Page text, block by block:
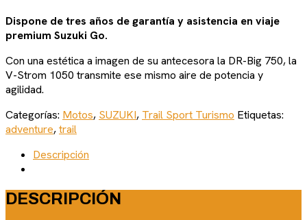
Dispone de tres años de garantía y asistencia en viaje
premium Suzuki Go.
Con una estética a imagen de su antecesora la DR-Big 750, la
V-Strom 1050 transmite ese mismo aire de potencia y
agilidad.
Categorías: Motos, SUZUKI, Trail Sport Turismo Etiquetas:
adventure,trail
Descripción
DESCRIPCIÓN